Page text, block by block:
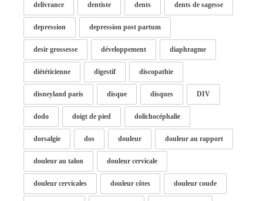
delivrance dentiste dents dents de sagesse
depression depression post partum
desir grossesse développement diaphragme
diététicienne digestif discopathie
disneyland paris disque disques DIV
dodo doigt de pied dolichocéphalie
dorsalgie dos douleur douleur au rapport
douleur au talon douleur cervicale
douleur cervicales douleur côtes douleur coude